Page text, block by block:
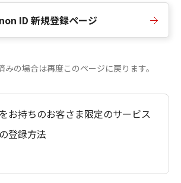
ID 新規登録ページ
みの場合は再度このページに戻ります。
お持ちのお客さま限定のサービス
登録方法